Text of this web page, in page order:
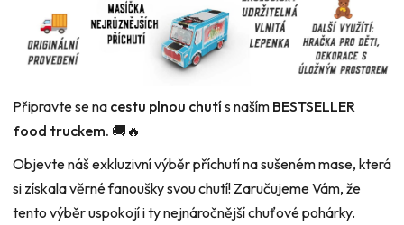
Připravte se na cestu plnou chutís naším BESTSELLER
food truckem. 🚚🔥
Objevte náš exkluzivní výběr příchutí na sušeném mase, která
si získala věrné fanoušky svou chutí! Zaručujeme Vám, že
tento výběr uspokojí i ty nejnáročnější chuťové pohárky.